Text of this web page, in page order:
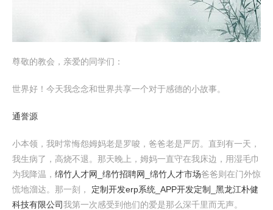
尊敬的教会，亲爱的同学们：
世界好！今天我念念和世界共享一个对于感德的小故事。
通誉源
小本领，我时常悔怨姆妈老是罗唆，爸爸老是严厉。直到有一天，
我生病了，高烧不退。那天晚上，姆妈一直守在我床边，用湿毛巾
为我降温， 绵竹人才网_绵竹招聘网_绵竹人才市场爸爸则在门外惊
慌地溜达。那一刻， 定制开发erp系统_APP开发定制_黑龙江朴健
科技有限公司我第一次感受到他们的爱是那么深千里而无声。